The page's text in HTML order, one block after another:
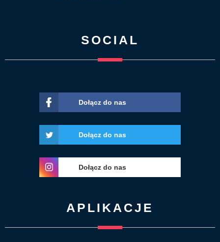
SOCIAL
Dołącz do nas
Dołącz do nas
Dołącz do nas
APLIKACJE